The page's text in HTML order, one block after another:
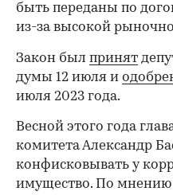
быть переданы по
из-за высокой
Закон был принят
думы 12 июля и
июля 2023 года.
Весной этого года
комитета Александр
конфисковывать у
имущество. По мнению